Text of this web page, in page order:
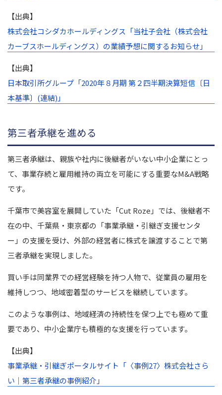
【出典】
株式会社コシダカホールディングス「当社子会社（株式会社
カーブスホールディングス）の業績予想に関するお知らせ」
【出典】
日本取引所グループ「2020年８月期 第２四半期決算短信〔日
本基準〕(連結)」
第三者承継を進める
第三者承継は、親族や社内に後継者がいない中小企業にとっ
て、事業存続と雇用維持の両立を可能にする重要なM&A戦略
です。
千葉市で美容室を展開していた「Cut Roze」では、後継者不
在の中、千葉県・東京都の「事業承継・引継ぎ支援センタ
ー」の支援を受け、外部の経営者に株式を譲渡することで第
三者承継を実現しました。
買い手は同業界での経営経験を持つ人物で、従業員の雇用を
維持しつつ、地域密着型のサービスを継続しています。
このような事例は、地域経済の持続性を保つ上でも極めて重
要であり、中小企業庁も積極的な支援を行っています。
【出典】
事業承継・引継ぎポータルサイト「〈事例27〉株式会社さら
い｜第三者承継の事例紹介」